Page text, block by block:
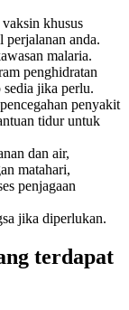
vaksin khusus
anda.
malaria.
penghidratan
jika perlu.
penyakit
tidur untuk
dan air,
matahari,
penjagaan
jika diperlukan.
terdapat